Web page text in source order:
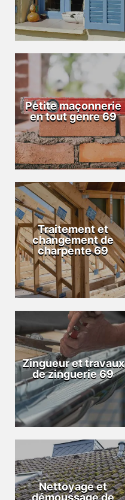
Petite maçonnerie
en tout genre 69
Traitement et
changement de
charpente 69
Zingueur et travaux
de zinguerie 69
Nettoyage et
démoussage de